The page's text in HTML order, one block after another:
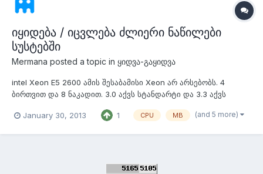
იყიდება / იცვლება ძლიერი ნაწილები
სუსტებში
Mermana posted a topic in ყიდვა-გაყიდვა
intel Xeon E5 2600 ამის შესაბამისი Xeon არ არსებობს. 4
ბირთვით და 8 ნაკადით. 3.0 აქვს სტანდარტი და 3.3 აქვს
ბირთვიანი i7 არ არსებობს ჯერჯერობით რა თქმა უნდა.8
January 30, 2013 1 CPU MB (and 5 more)